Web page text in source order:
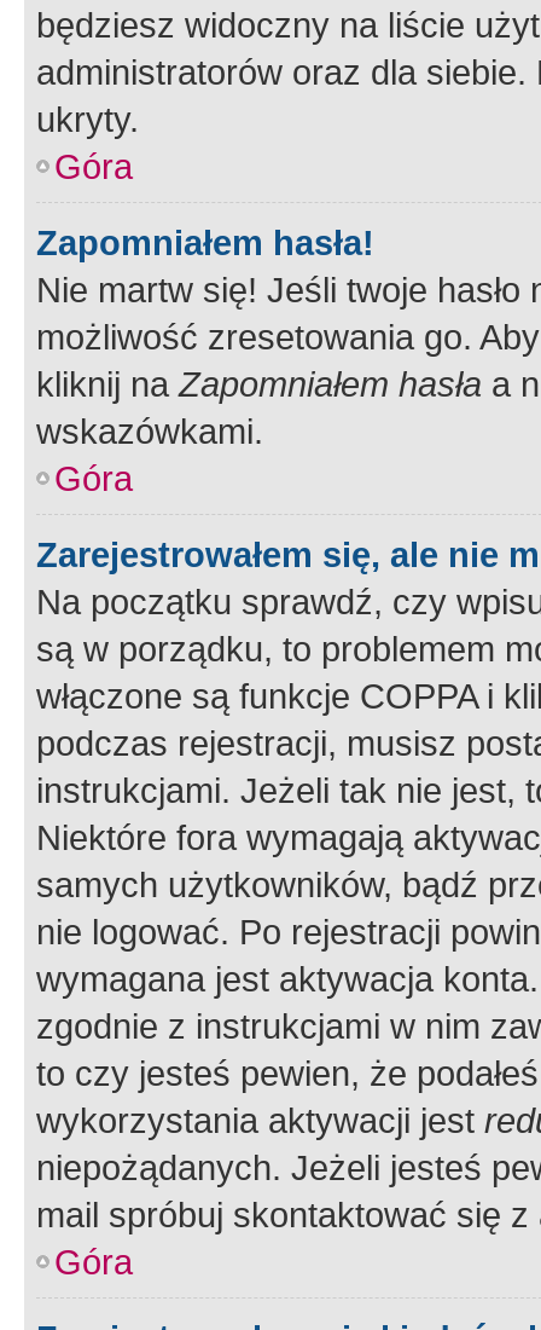
będziesz widoczny na liście
administratorów oraz dla
ukryty.
Góra
Zapomniałem hasła!
Nie martw się! Jeśli twoje
możliwość zresetowania go.
kliknij naZapomniałem hasła a
wskazówkami.
Góra
Zarejestrowałem się, ale nie
Na początku sprawdź, czy
są w porządku, to problemem
włączone są funkcje COPPA i
podczas rejestracji, musisz
instrukcjami. Jeżeli tak nie jest,
Niektóre fora wymagają
samych użytkowników, bądź
nie logować. Po rejestracji
wymagana jest aktywacja
zgodnie z instrukcjami w nim
to czy jesteś pewien, że
wykorzystania aktywacji jest
niepożądanych. Jeżeli jesteś
mail spróbuj skontaktować się
Góra